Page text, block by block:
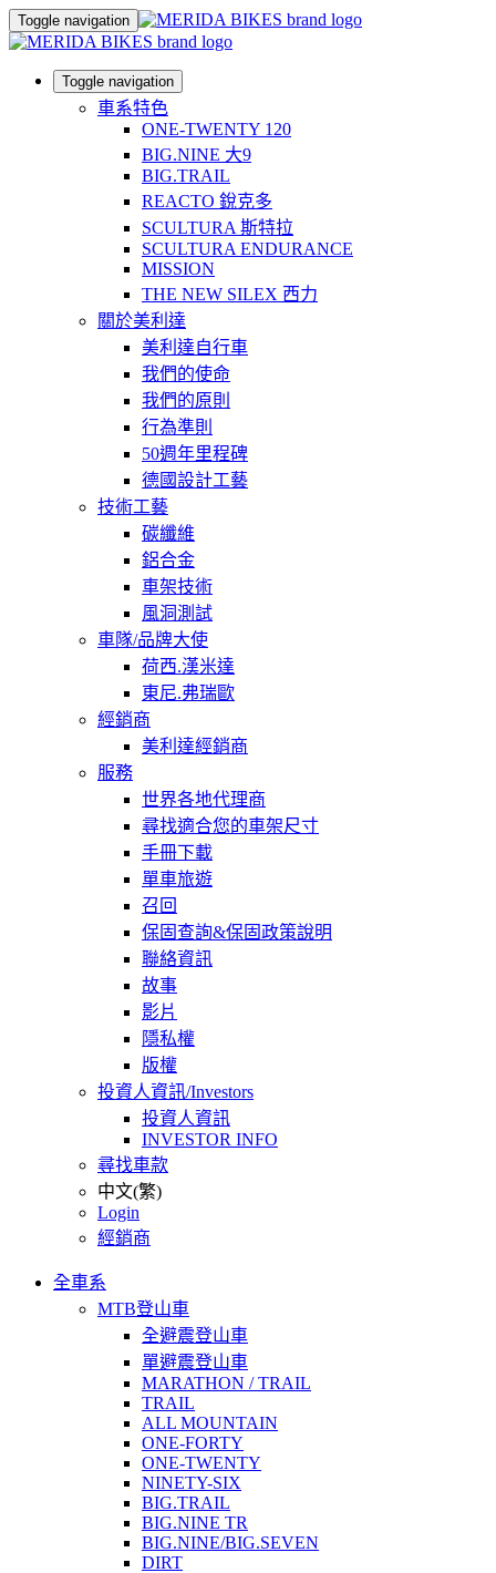
Toggle navigation
Toggle navigation
車系特色
ONE-TWENTY 120
BIG.NINE 大9
BIG.TRAIL
REACTO 銳克多
SCULTURA 斯特拉
SCULTURA ENDURANCE
MISSION
THE NEW SILEX 西力
關於美利達
美利達自行車
我們的使命
我們的原則
行為準則
50週年里程碑
德國設計工藝
技術工藝
碳纖維
鋁合金
車架技術
風洞測試
車隊/品牌大使
荷西.漢米達
東尼.弗瑞歐
經銷商
美利達經銷商
服務
世界各地代理商
尋找適合您的車架尺寸
手冊下載
單車旅遊
召回
保固查詢&保固政策說明
聯絡資訊
故事
影片
隱私權
版權
投資人資訊/Investors
投資人資訊
INVESTOR INFO
尋找車款
中文(繁)
Login
經銷商
全車系
MTB登山車
全避震登山車
單避震登山車
MARATHON / TRAIL
TRAIL
ALL MOUNTAIN
ONE-FORTY
ONE-TWENTY
NINETY-SIX
BIG.TRAIL
BIG.NINE TR
BIG.NINE/BIG.SEVEN
DIRT